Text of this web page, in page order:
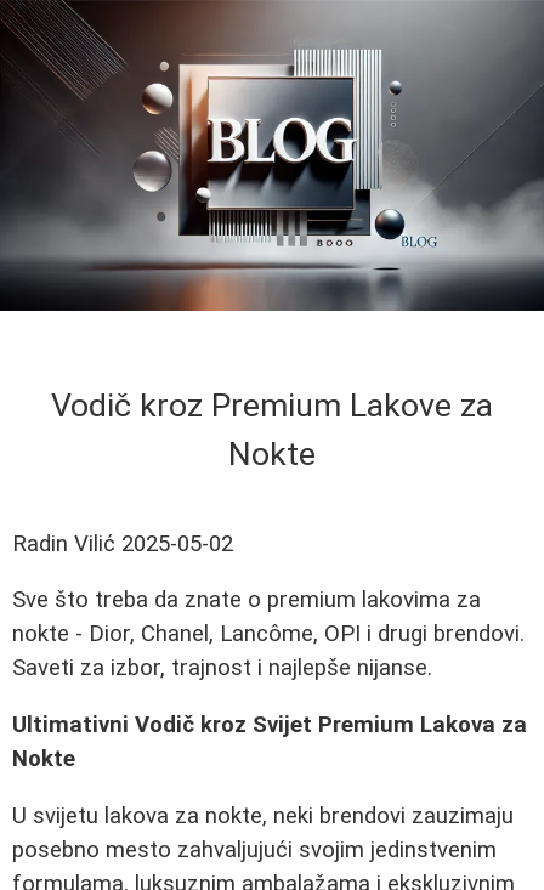
Vodič kroz Premium Lakove za
Nokte
Radin Vilić 2025-05-02
Sve što treba da znate o premium lakovima za
nokte - Dior, Chanel, Lancôme, OPI i drugi brendovi.
Saveti za izbor, trajnost i najlepše nijanse.
Ultimativni Vodič kroz Svijet Premium Lakova za
Nokte
U svijetu lakova za nokte, neki brendovi zauzimaju
posebno mesto zahvaljujući svojim jedinstvenim
formulama, luksuznim ambalažama i ekskluzivnim